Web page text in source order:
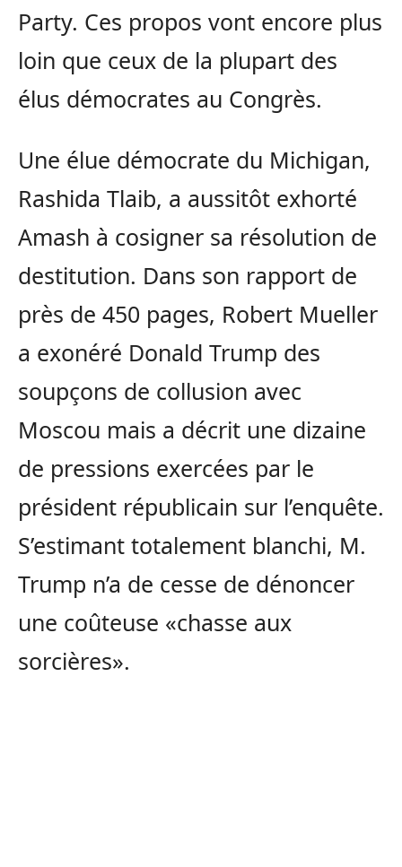
Party. Ces propos vont encore plus
loin que ceux de la plupart des
élus démocrates au Congrès.
Une élue démocrate du Michigan,
Rashida Tlaib, a aussitôt exhorté
Amash à cosigner sa résolution de
destitution. Dans son rapport de
près de 450 pages, Robert Mueller
a exonéré Donald Trump des
soupçons de collusion avec
Moscou mais a décrit une dizaine
de pressions exercées par le
président républicain sur l’enquête.
S’estimant totalement blanchi, M.
Trump n’a de cesse de dénoncer
une coûteuse «chasse aux
sorcières».